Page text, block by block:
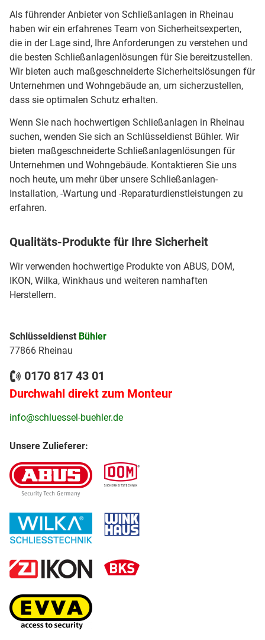
Als führender Anbieter von Schließanlagen in Rheinau
haben wir ein erfahrenes Team von Sicherheitsexperten,
die in der Lage sind, Ihre Anforderungen zu verstehen und
die besten Schließanlagenlösungen für Sie bereitzustellen.
Wir bieten auch maßgeschneiderte Sicherheitslösungen für
Unternehmen und Wohngebäude an, um sicherzustellen,
dass sie optimalen Schutz erhalten.
Wenn Sie nach hochwertigen Schließanlagen in Rheinau
suchen, wenden Sie sich an Schlüsseldienst Bühler. Wir
bieten maßgeschneiderte Schließanlagenlösungen für
Unternehmen und Wohngebäude. Kontaktieren Sie uns
noch heute, um mehr über unsere Schließanlagen-
Installation, -Wartung und -Reparaturdienstleistungen zu
erfahren.
Qualitäts-Produkte für Ihre Sicherheit
Wir verwenden hochwertige Produkte von ABUS, DOM,
IKON, Wilka, Winkhaus und weiteren namhaften
Herstellern.
Schlüsseldienst Bühler
77866 Rheinau
0170 817 43 01
Durchwahl direkt zum Monteur
info@schluessel-buehler.de
Unsere Zulieferer: